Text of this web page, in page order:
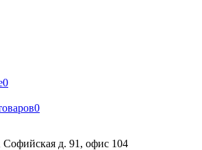
0
0
Софийская д. 91, офис 104